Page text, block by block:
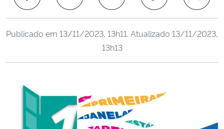
Ministério da Saúde
Ministério de Minas e Energia
Ministério da Ciência, Tecnologia, Inovações e Comunicações
Ministério do Meio Ambiente
Ministério do Turismo
Publicado em 13/11/2023, 13h11. Atualizado 13/11/2023,
13h13